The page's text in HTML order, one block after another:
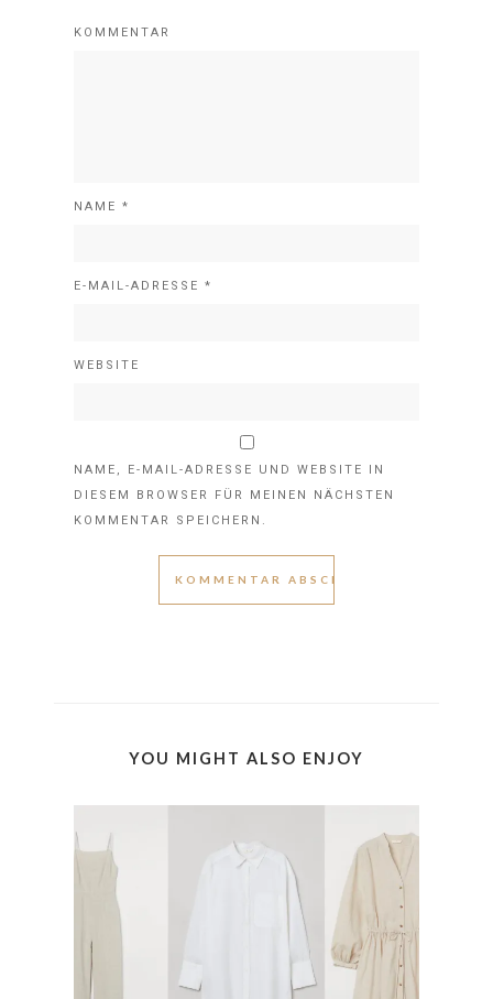
KOMMENTAR
NAME *
E-MAIL-ADRESSE *
WEBSITE
NAME, E-MAIL-ADRESSE UND WEBSITE IN
DIESEM BROWSER FÜR MEINEN NÄCHSTEN
KOMMENTAR SPEICHERN.
YOU MIGHT ALSO ENJOY